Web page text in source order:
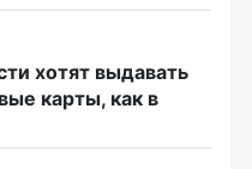
хотят выдавать
карты, как в